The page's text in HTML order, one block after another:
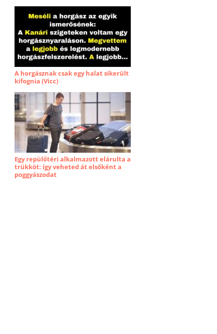
A horgásznak csak egy halat sikerült
kifognia (Vicc)
Egy repülőtéri alkalmazott elárulta a
trükköt: így veheted át elsőként a
poggyászodat